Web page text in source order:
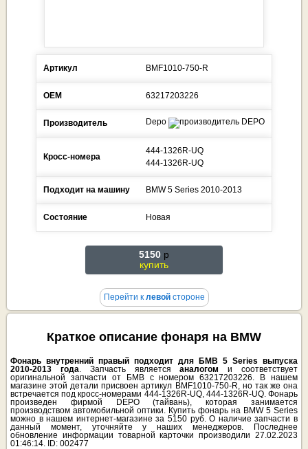
Артикул BMF1010-750-R
ОЕМ 63217203226
Производитель Depo
Кросс-номера
444-1326R-UQ
444-1326R-UQ
Подходит на машину BMW 5 Series 2010-2013
Состояние Новая
5150 p
купить
Перейти к левойстороне
Краткое описание фонаря на BMW
Фонарь внутренний правый подходит для БМВ 5 Series выпуска
2010-2013 года. Запчасть являетсяаналогом и соответствует
оригинальной запчасти от БМВ с номером 63217203226. В нашем
магазине этой детали присвоен артикул BMF1010-750-R, но так же она
встречается под кросс-номерами 444-1326R-UQ, 444-1326R-UQ. Фонарь
произведен фирмой DEPO (тайвань), которая занимается
производством автомобильной оптики. Купить фонарь на BMW 5 Series
можно в нашем интернет-магазине за 5150 руб. О наличие запчасти в
данный момент, уточняйте у наших менеджеров. Последнее
обновление информации товарной карточки производили 27.02.2023
01:46:14. ID: 002477